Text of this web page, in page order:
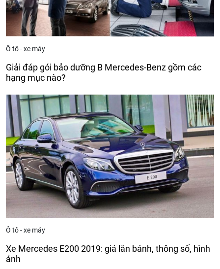
Ô tô - xe máy
Giải đáp gói bảo dưỡng B Mercedes-Benz gồm các
hạng mục nào?
Ô tô - xe máy
Xe Mercedes E200 2019: giá lăn bánh, thông số, hình
ảnh